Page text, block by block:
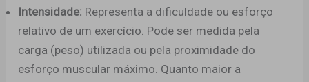
Intensidade: Representa a dificuldade ou esforço
relativo de um exercício. Pode ser medida pela
carga (peso) utilizada ou pela proximidade do
esforço muscular máximo. Quanto maior a